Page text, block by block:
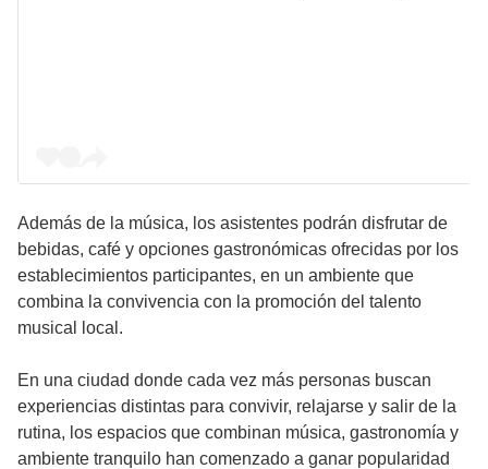
Además de la música, los asistentes podrán disfrutar de
bebidas, café y opciones gastronómicas ofrecidas por los
establecimientos participantes, en un ambiente que
combina la convivencia con la promoción del talento
musical local.
En una ciudad donde cada vez más personas buscan
experiencias distintas para convivir, relajarse y salir de la
rutina, los espacios que combinan música, gastronomía y
ambiente tranquilo han comenzado a ganar popularidad